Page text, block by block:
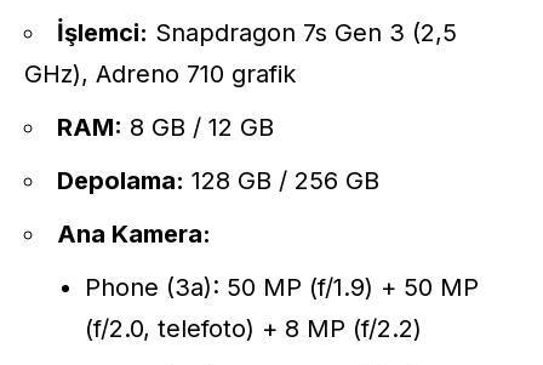
İşlemci: Snapdragon 7s Gen 3 (2,5
GHz), Adreno 710 grafik
RAM: 8 GB / 12 GB
Depolama: 128 GB / 256 GB
Ana Kamera:
Phone (3a): 50 MP (f/1.9) + 50 MP
(f/2.0, telefoto) + 8 MP (f/2.2)